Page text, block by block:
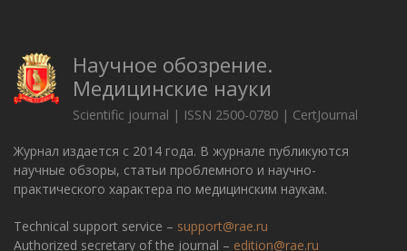
Научное обозрение.
Медицинские науки
Scientific journal | ISSN 2500-0780 | CertJournal
Журнал издается с 2014 года. В журнале публикуются
научные обзоры, статьи проблемного и научно-
практического характера по медицинским наукам.
Technical support service – support@rae.ru
Authorized secretary of the journal – edition@rae.ru